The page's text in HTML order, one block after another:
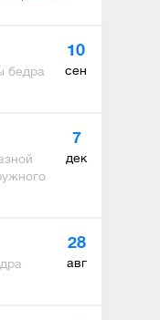
бедра
10
сен
7
дек
28
авг